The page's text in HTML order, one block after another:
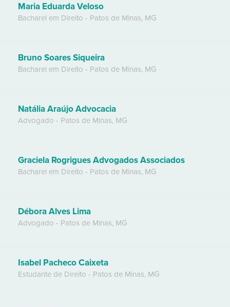
Maria Eduarda Veloso
Bacharel em Direito - Patos de Minas, MG
Bruno Soares Siqueira
Bacharel em Direito - Patos de Minas, MG
Natália Araújo Advocacia
Advogado - Patos de Minas, MG
Graciela Rogrigues Advogados Associados
Bacharel em Direito - Patos de Minas, MG
Débora Alves Lima
Advogado - Patos de Minas, MG
Isabel Pacheco Caixeta
Estudante de Direito - Patos de Minas, MG